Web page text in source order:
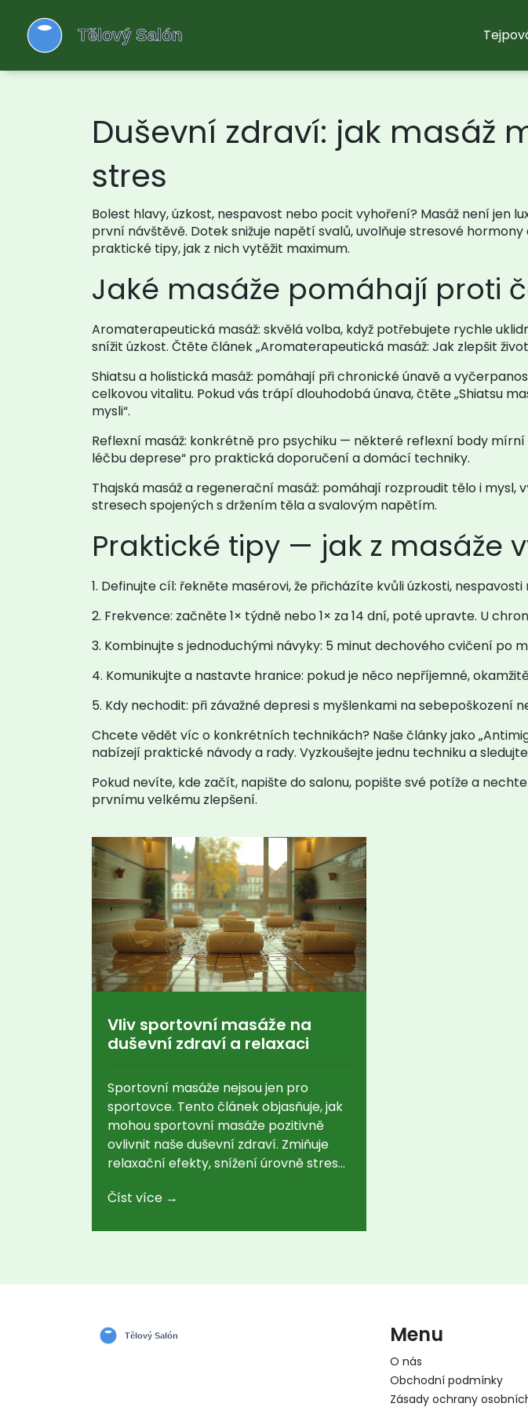
Duševní zdraví: jak masáž
stres
Bolest hlavy, úzkost, nespavost nebo pocit vyhoření? Masáž není jen
první návštěvě. Dotek snižuje napětí svalů, uvolňuje stresové
praktické tipy, jak z nich vytěžit maximum.
Jaké masáže pomáhají proti
Aromaterapeutická masáž: skvělá volba, když potřebujete rychle
snížit úzkost. Čtěte článek „Aromaterapeutická masáž: Jak zlepšit
Shiatsu a holistická masáž: pomáhají při chronické únavě a
celkovou vitalitu. Pokud vás trápí dlouhodobá únava, čtěte „Shiatsu
mysli“.
Reflexní masáž: konkrétně pro psychiku — některé reflexní body
léčbu deprese“ pro praktická doporučení a domácí techniky.
Thajská masáž a regenerační masáž: pomáhají rozproudit tělo i
stresech spojených s držením těla a svalovým napětím.
Praktické tipy — jak z masáže
1. Definujte cíl: řekněte masérovi, že přicházíte kvůli úzkosti,
2. Frekvence: začněte 1× týdně nebo 1× za 14 dní, poté upravte. U
3. Kombinujte s jednoduchými návyky: 5 minut dechového cvičení po
4. Komunikujte a nastavte hranice: pokud je něco nepříjemné,
5. Kdy nechodit: při závažné depresi s myšlenkami na
Chcete vědět víc o konkrétních technikách? Naše články jako
nabízejí praktické návody a rady. Vyzkoušejte jednu techniku a
Pokud nevíte, kde začít, napište do salonu, popište své potíže a
prvnímu velkému zlepšení.
Vliv sportovní masáže na
duševní zdraví a relaxaci
Sportovní masáže nejsou jen pro
sportovce. Tento článek objasňuje, jak
mohou sportovní masáže pozitivně
ovlivnit naše duševní zdraví. Zmiňuje
relaxační efekty, snížení úrovně stresu
také, jak pravidelné masáže mohou
Číst více →
Menu
O nás
Obchodní podmínky
Zásady ochrany